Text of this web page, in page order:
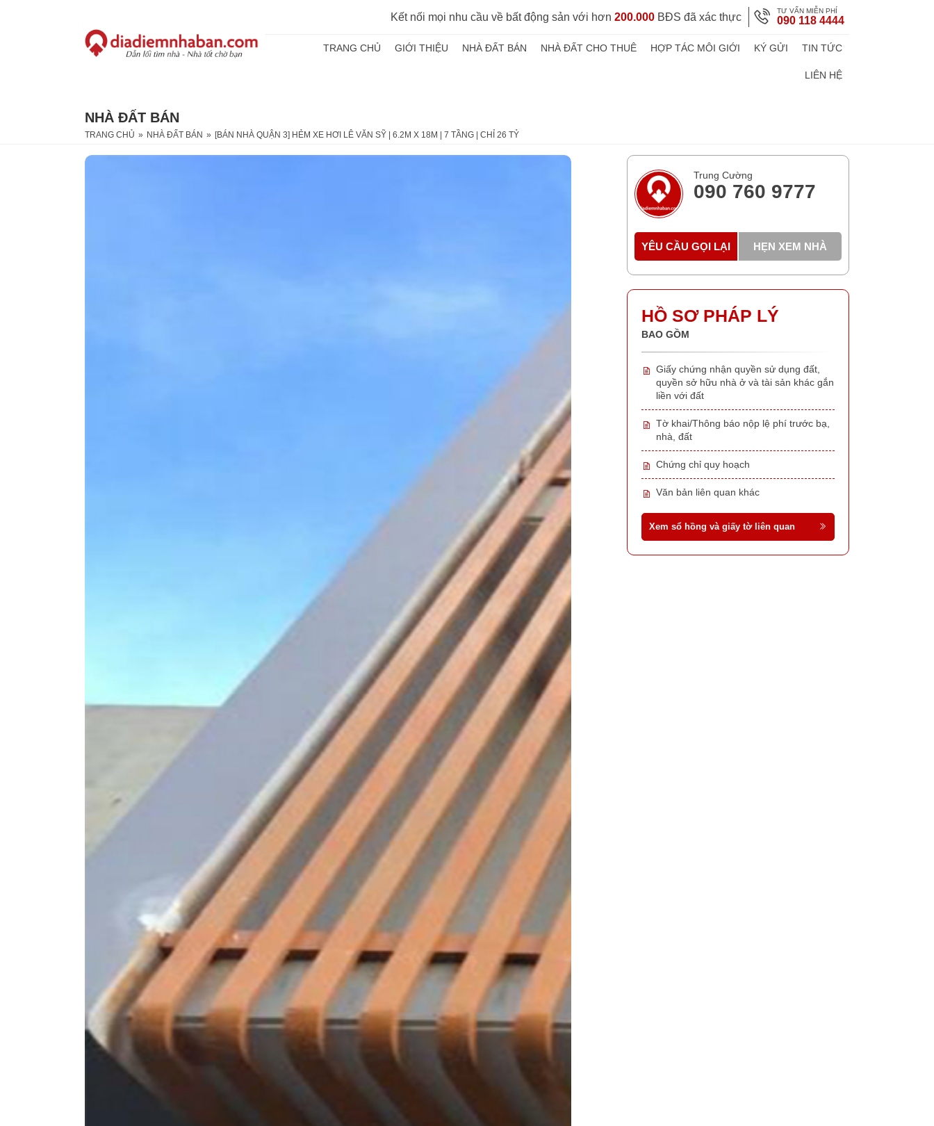
Kết nối mọi nhu cầu về bất động sản với hơn 200.000 BĐS đã xác thực TƯ VẤN MIỄN PHÍ
090 118 4444
TRANG CHỦ GIỚI THIỆU NHÀ ĐẤT BÁN NHÀ ĐẤT CHO THUÊ HỢP TÁC MÔI GIỚI KÝ GỬI TIN TỨC
LIÊN HỆ
NHÀ ĐẤT BÁN
TRANG CHỦ » NHÀ ĐẤT BÁN » [BÁN NHÀ QUẬN 3] HẺM XE HƠI LÊ VĂN SỸ | 6.2M X 18M | 7 TẦNG | CHỈ 26 TỶ
Trung Cường
090 760 9777
YÊU CẦU GỌI LẠI HẸN XEM NHÀ
HỒ SƠ PHÁP LÝ
BAO GỒM
Giấy chứng nhận quyền sử dụng đất,
quyền sở hữu nhà ở và tài sản khác gắn
liền với đất
Tờ khai/Thông báo nộp lệ phí trước bạ,
nhà, đất
Chứng chỉ quy hoạch
Văn bản liên quan khác
Xem sổ hồng và giấy tờ liên quan